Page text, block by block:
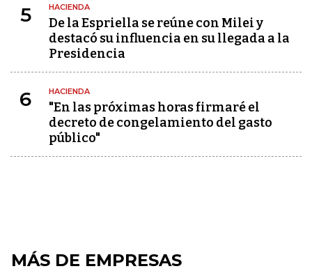
5 HACIENDA
De la Espriella se reúne con Milei y
destacó su influencia en su llegada a la
Presidencia
6 HACIENDA
"En las próximas horas firmaré el
decreto de congelamiento del gasto
público"
MÁS DE EMPRESAS